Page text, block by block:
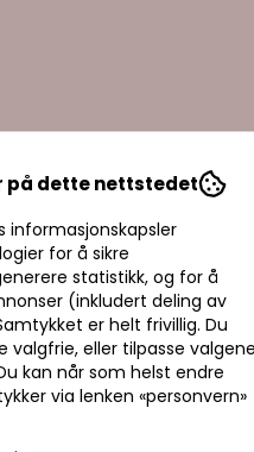
på dette nettstedet
informasjonskapsler
for å sikre
statistikk, og for å
(inkludert deling av
er helt frivillig. Du
valgfrie, eller tilpasse valgene
kan når som helst endre
via lenken «personvern»